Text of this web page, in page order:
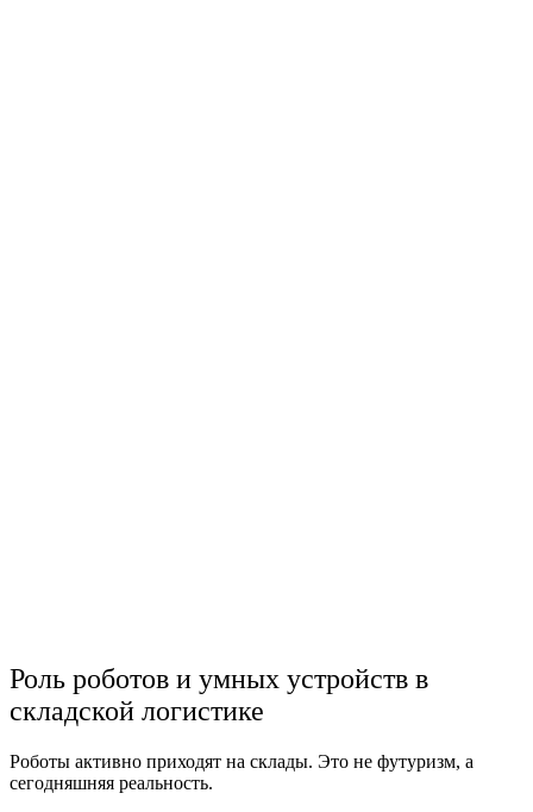
Роль роботов и умных устройств в
складской логистике
Роботы активно приходят на склады. Это не футуризм, а
сегодняшняя реальность.